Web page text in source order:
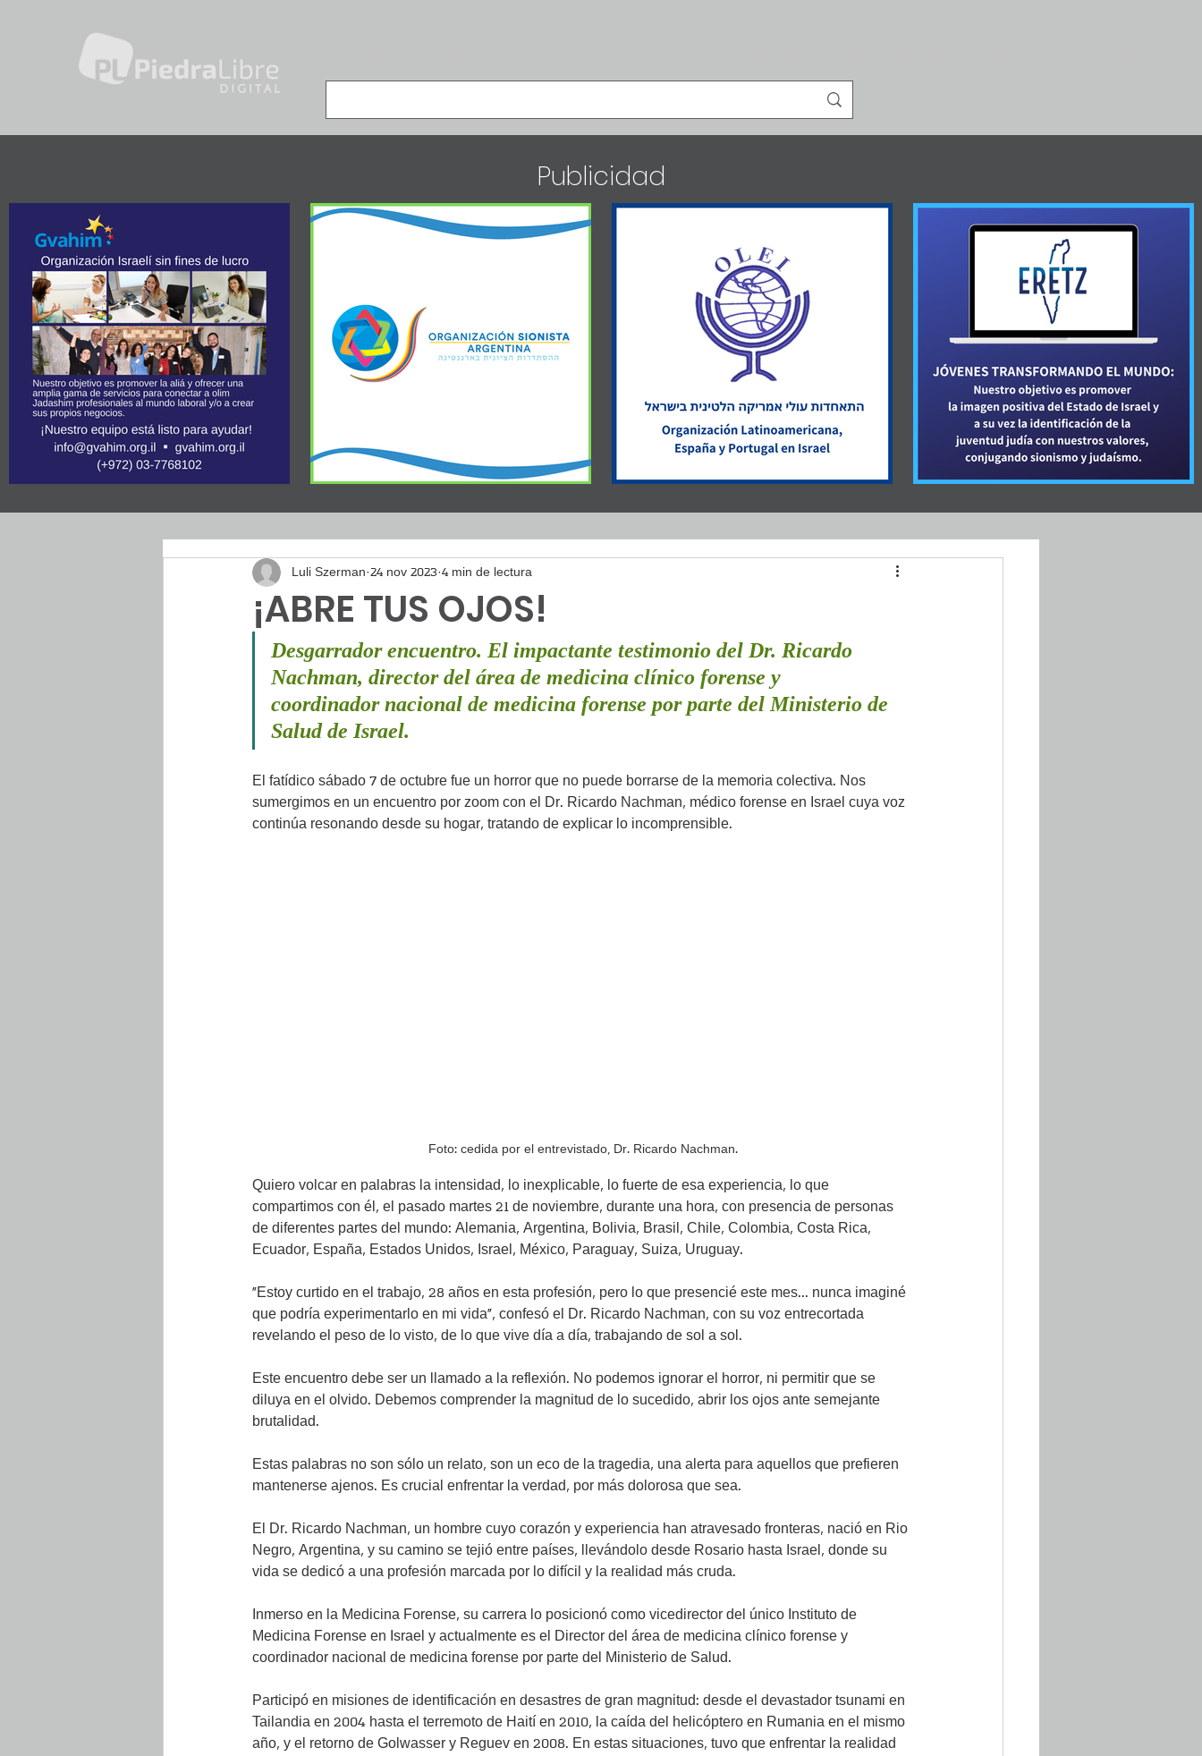
Publicidad
¡ABRE TUS OJOS!
Luli Szerman 24 nov 2023 4 min de lectura
Desgarrador encuentro. El impactante testimonio del Dr. Ricardo
Nachman, director del área de medicina clínico forense y
coordinador nacional de medicina forense por parte del Ministerio de
Salud de Israel.
El fatídico sábado 7 de octubre fue un horror que no puede borrarse de la memoria colectiva. Nos
sumergimos en un encuentro por zoom con el Dr. Ricardo Nachman, médico forense en Israel cuya voz
continúa resonando desde su hogar, tratando de explicar lo incomprensible.
Foto: cedida por el entrevistado, Dr. Ricardo Nachman.
Quiero volcar en palabras la intensidad, lo inexplicable, lo fuerte de esa experiencia, lo que
compartimos con él, el pasado martes 21 de noviembre, durante una hora, con presencia de personas
de diferentes partes del mundo: Alemania, Argentina, Bolivia, Brasil, Chile, Colombia, Costa Rica,
Ecuador, España, Estados Unidos, Israel, México, Paraguay, Suiza, Uruguay.
"Estoy curtido en el trabajo, 28 años en esta profesión, pero lo que presencié este mes... nunca imaginé
que podría experimentarlo en mi vida", confesó el Dr. Ricardo Nachman, con su voz entrecortada
revelando el peso de lo visto, de lo que vive día a día, trabajando de sol a sol.
Este encuentro debe ser un llamado a la reflexión. No podemos ignorar el horror, ni permitir que se
diluya en el olvido. Debemos comprender la magnitud de lo sucedido, abrir los ojos ante semejante
brutalidad.
Estas palabras no son sólo un relato, son un eco de la tragedia, una alerta para aquellos que prefieren
mantenerse ajenos. Es crucial enfrentar la verdad, por más dolorosa que sea.
El Dr. Ricardo Nachman, un hombre cuyo corazón y experiencia han atravesado fronteras, nació en Rio
Negro, Argentina, y su camino se tejió entre países, llevándolo desde Rosario hasta Israel, donde su
vida se dedicó a una profesión marcada por lo difícil y la realidad más cruda.
Inmerso en la Medicina Forense, su carrera lo posicionó como vicedirector del único Instituto de
Medicina Forense en Israel y actualmente es el Director del área de medicina clínico forense y
coordinador nacional de medicina forense por parte del Ministerio de Salud.
Participó en misiones de identificación en desastres de gran magnitud: desde el devastador tsunami en
Tailandia en 2004 hasta el terremoto de Haití en 2010, la caída del helicóptero en Rumania en el mismo
año, y el retorno de Golwasser y Reguev en 2008. En estas situaciones, tuvo que enfrentar la realidad